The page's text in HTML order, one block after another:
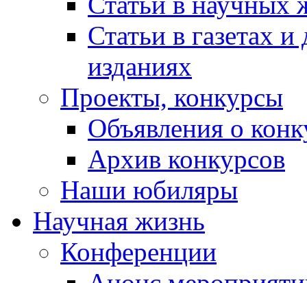
Статьи в газетах
изданиях
Проекты, конкурсы
Объявления о
Архив конкурсов
Наши юбиляры
Научная жизнь
Конференции